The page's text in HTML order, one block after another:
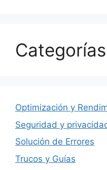
Categorías
Optimización y
Seguridad y
Solución de Errores
Trucos y Guías